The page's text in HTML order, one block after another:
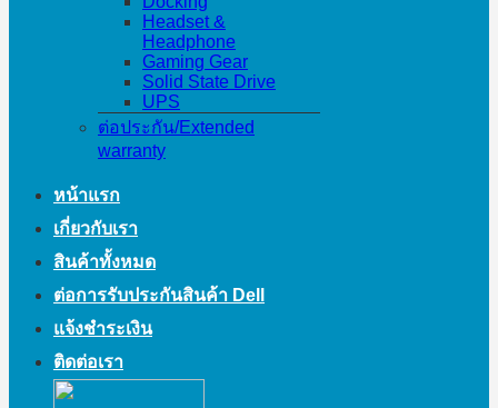
Headset &
Headphone
Gaming Gear
Solid State Drive
UPS
ต่อประกัน/Extended
warranty
หน้าแรก
เกี่ยวกับเรา
สินค้าทั้งหมด
ต่อการรับประกันสินค้า Dell
แจ้งชำระเงิน
ติดต่อเรา